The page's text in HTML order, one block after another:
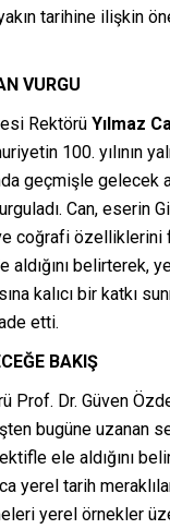
tarihine ilişkin
VURGU
Rektörü Yılmaz
100. yılının
geçmişle gelecek
Can, eserin
coğrafi özelliklerini
aldığını belirterek,
kalıcı bir katkı
etti.
BAKIŞ
Prof. Dr. Güven
bugüne uzanan
ele aldığını
yerel tarih
yerel örnekler